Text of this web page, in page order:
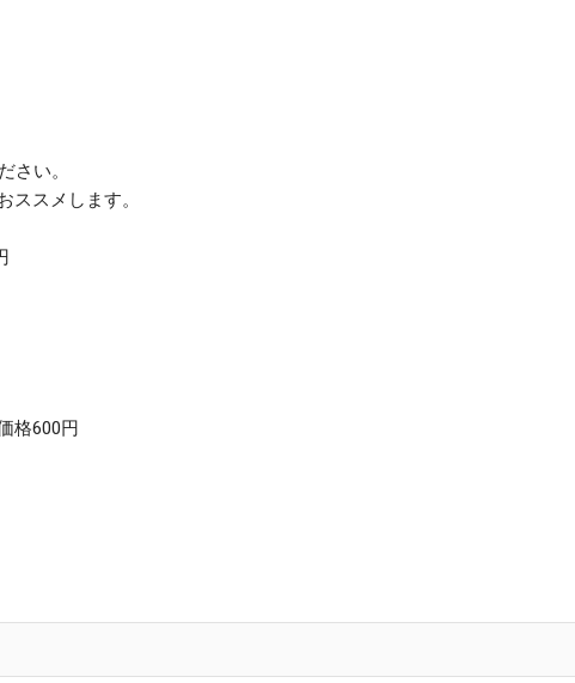
さい。
スメします。
格600円